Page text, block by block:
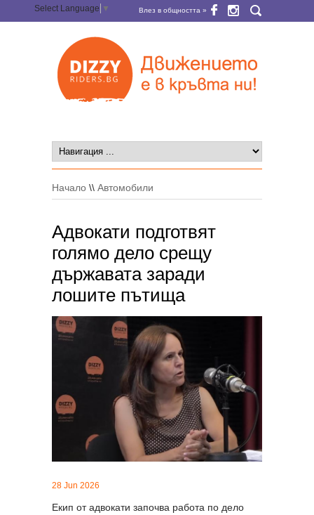
Select Language ▼ Влез в общността »
Начало \\ Автомобили
Адвокати подготвят
голямо дело срещу
държавата заради
лошите пътища
28 Jun 2026
Екип от адвокати започва работа по дело